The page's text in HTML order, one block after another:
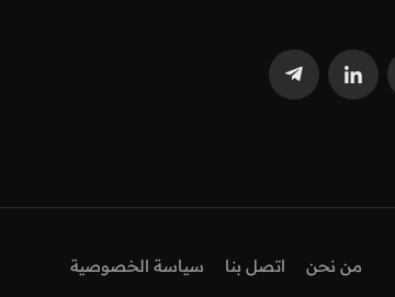
من نحن اتصل بنا سياسة الخصوصية